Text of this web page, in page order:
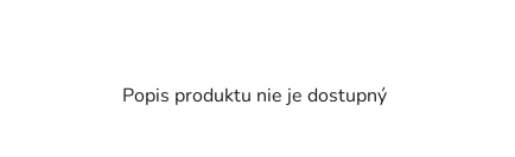
Popis produktu nie je dostupný